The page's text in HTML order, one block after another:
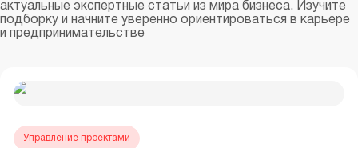
актуальные экспертные статьи из мира бизнеса. Изучите
подборку и начните уверенно ориентироваться в карьере
и предпринимательстве
Управление проектами